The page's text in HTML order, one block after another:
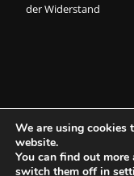
der Widerstand
Copyright © 2026
We are using cookies
website.
You can find out
switch them off in